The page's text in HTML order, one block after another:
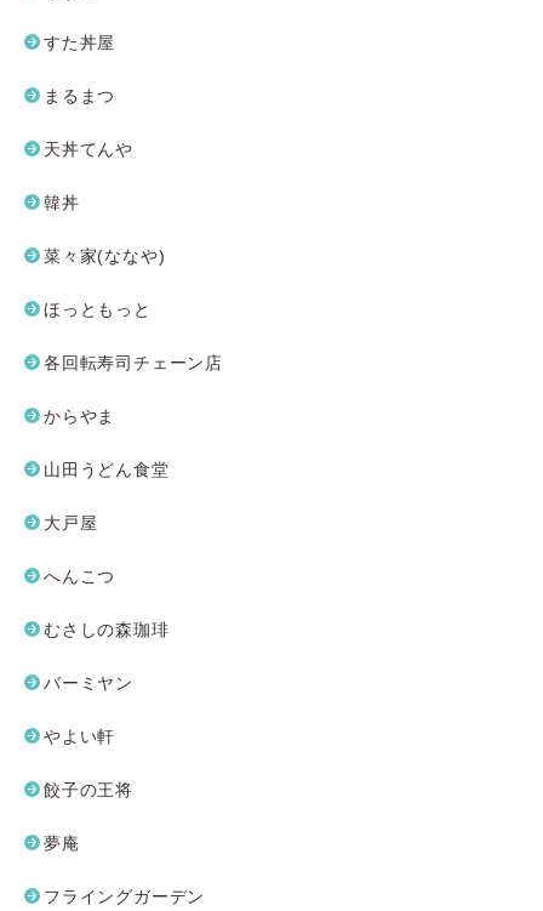
すた丼屋
まるまつ
天丼てんや
韓丼
菜々家(ななや)
ほっともっと
各回転寿司チェーン店
からやま
山田うどん食堂
大戸屋
へんこつ
むさしの森珈琲
バーミヤン
やよい軒
餃子の王将
夢庵
フライングガーデン